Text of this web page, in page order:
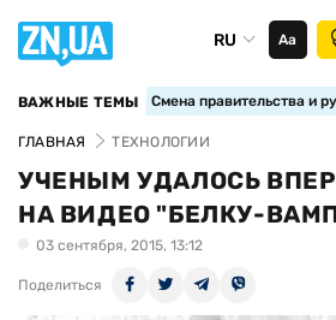
RU Аа
ВАЖНЫЕ ТЕМЫ Смена правительства и
ГЛАВНАЯ ТЕХНОЛОГИИ
УЧЕНЫМ УДАЛОСЬ
НА ВИДЕО "БЕЛКУ-
03 сентября, 2015, 13:12
Поделиться